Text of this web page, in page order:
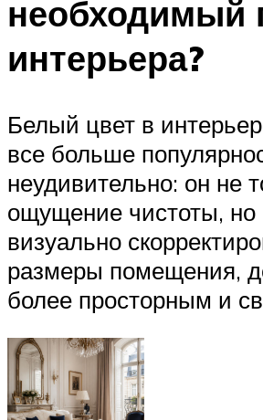
необходимый
интерьера?
Белый цвет в
все больше
неудивительно: он не
ощущение чистоты, но
визуально
размеры помещения,
более просторным и